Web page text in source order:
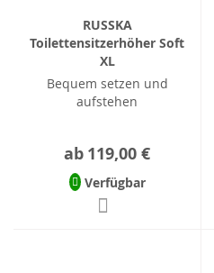
RUSSKA
Toilettensitzerhöher Soft
XL
Bequem setzen und
aufstehen
ab 119,00 €
Verfügbar